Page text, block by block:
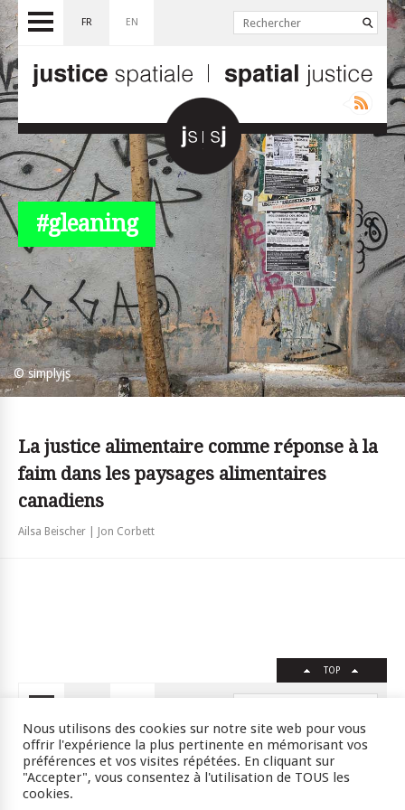
© simplyjs
FR EN
#gleaning
La justice alimentaire comme réponse à la
faim dans les paysages alimentaires
canadiens
Ailsa Beischer | Jon Corbett
TOP
Crédits RSS Plan du site
Nous utilisons des cookies sur notre site web pour vous
offrir l'expérience la plus pertinente en mémorisant vos
préférences et vos visites répétées. En cliquant sur
"Accepter", vous consentez à l'utilisation de TOUS les
cookies.